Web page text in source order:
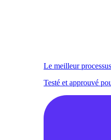
Le meilleur
Testé et approuvé